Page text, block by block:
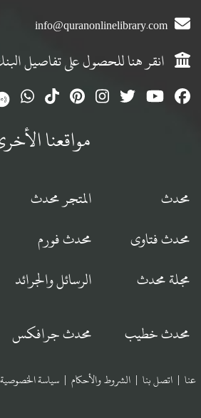
info@quranonlinelibrary.com
انقر هنا للحصول على تفاصيل
مواقعنا
محدث المتجر محدث
محدث فتاوى
محدث فورم
مجلة محدث
الرسائل والجرائد
محدث خطيب محدث جرافكس
عنا | اتصل بنا | الشروط والأحكام | سياسة الخصوصية